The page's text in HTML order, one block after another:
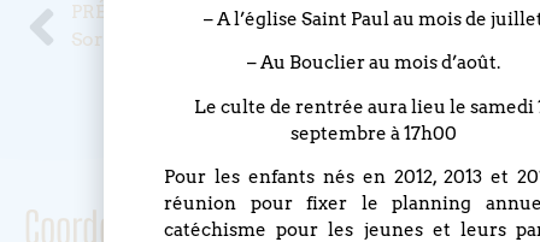
PRÉCÉDENT
Sorties cinéma
SUIVANT
Coordonnées
– A l’église Saint Paul au mois de
– Au Bouclier au mois d’août.
Le culte de rentrée aura lieu le samedi
septembre à 17h00
Pour les enfants nés en 2012, 2013 et
réunion pour fixer le planning
catéchisme pour les jeunes et leurs